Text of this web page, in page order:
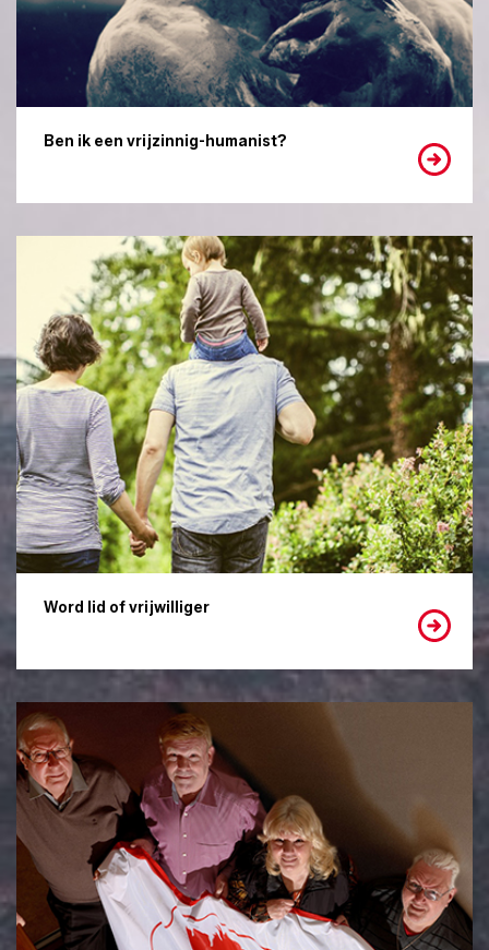
Ben ik een vrijzinnig-humanist?
Word lid of vrijwilliger